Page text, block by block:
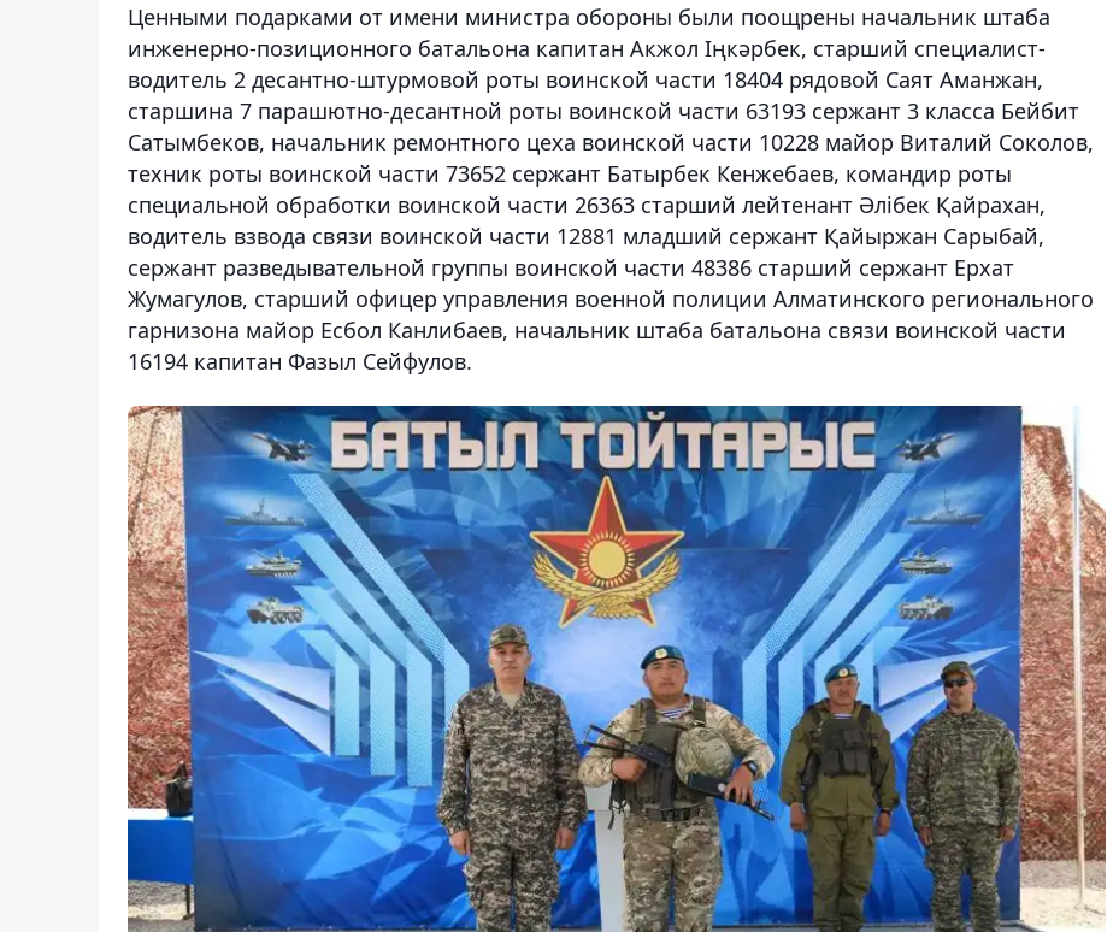
Ценными подарками от имени министра обороны были поощрены начальник штаба
инженерно-позиционного батальона капитан Акжол Іңкәрбек, старший специалист-
водитель 2 десантно-штурмовой роты воинской части 18404 рядовой Саят Аманжан,
старшина 7 парашютно-десантной роты воинской части 63193 сержант 3 класса Бейбит
Сатымбеков, начальник ремонтного цеха воинской части 10228 майор Виталий Соколов,
техник роты воинской части 73652 сержант Батырбек Кенжебаев, командир роты
специальной обработки воинской части 26363 старший лейтенант Әлібек Қайрахан,
водитель взвода связи воинской части 12881 младший сержант Қайыржан Сарыбай,
сержант разведывательной группы воинской части 48386 старший сержант Ерхат
Жумагулов, старший офицер управления военной полиции Алматинского регионального
гарнизона майор Есбол Канлибаев, начальник штаба батальона связи воинской части
16194 капитан Фазыл Сейфулов.